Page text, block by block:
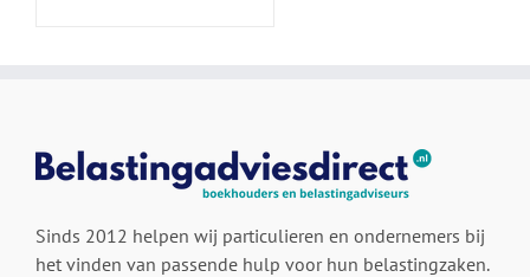
Sinds 2012 helpen wij particulieren en ondernemers bij
het vinden van passende hulp voor hun belastingzaken.